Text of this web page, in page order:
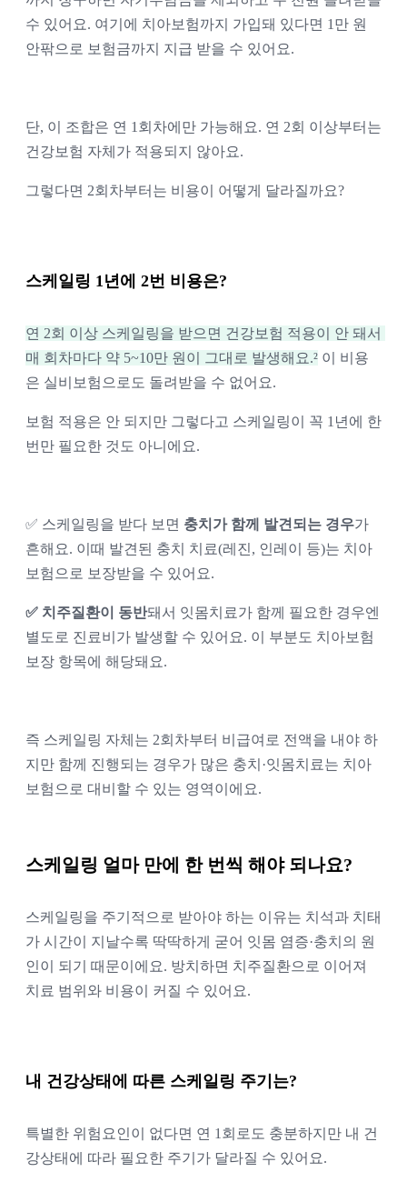
수 있어요. 여기에 치아보험까지 가입돼 있다면 1만 원
안팎으로 보험금까지 지급 받을 수 있어요.
단, 이 조합은 연 1회차에만 가능해요. 연 2회 이상부터는
건강보험 자체가 적용되지 않아요.
그렇다면 2회차부터는 비용이 어떻게 달라질까요?
스케일링 1년에 2번 비용은?
연 2회 이상 스케일링을 받으면 건강보험 적용이 안 돼서
매 회차마다 약 5~10만 원이 그대로 발생해요.² 이 비용
은 실비보험으로도 돌려받을 수 없어요.
보험 적용은 안 되지만 그렇다고 스케일링이 꼭 1년에 한
번만 필요한 것도 아니에요.
✅ 스케일링을 받다 보면 충치가 함께 발견되는 경우가
흔해요. 이때 발견된 충치 치료(레진, 인레이 등)는 치아
보험으로 보장받을 수 있어요.
✅ 치주질환이 동반돼서 잇몸치료가 함께 필요한 경우엔
별도로 진료비가 발생할 수 있어요. 이 부분도 치아보험
보장 항목에 해당돼요.
즉 스케일링 자체는 2회차부터 비급여로 전액을 내야 하
지만 함께 진행되는 경우가 많은 충치·잇몸치료는 치아
보험으로 대비할 수 있는 영역이에요.
스케일링 얼마 만에 한 번씩 해야 되나요?
스케일링을 주기적으로 받아야 하는 이유는 치석과 치태
가 시간이 지날수록 딱딱하게 굳어 잇몸 염증·충치의 원
인이 되기 때문이에요. 방치하면 치주질환으로 이어져
치료 범위와 비용이 커질 수 있어요.
내 건강상태에 따른 스케일링 주기는?
특별한 위험요인이 없다면 연 1회로도 충분하지만 내 건
강상태에 따라 필요한 주기가 달라질 수 있어요.